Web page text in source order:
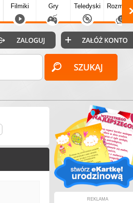
Filmiki Gry Teledyski Rozmówki
REKLAMA